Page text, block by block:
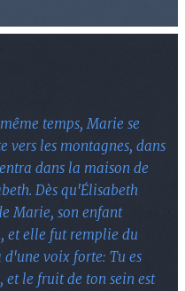
temps, Marie se
vers les montagnes, dans
dans la maison de
Dès qu'Élisabeth
Marie, son enfant
et elle fut remplie du
d'une voix forte: Tu es
et le fruit de ton sein est